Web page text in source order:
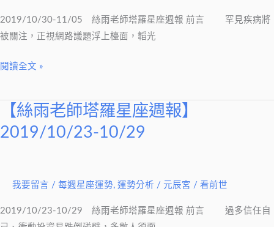
2019/10/30-11/05 絲雨老師塔羅星座週報 前言 罕見疾病將
被關注，正視網路議題浮上檯面，韜光
星
座
報】
11/05
閱讀全文 »
【絲雨老師塔羅星座週報】
2019/10/23-10/29
我要留言 / 每週星座運勢, 運勢分析 / 元辰宮 / 看前世
2019/10/23-10/29 絲雨老師塔羅星座週報 前言 過多信任自
【絲
雨
星
座